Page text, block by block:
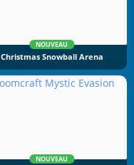
NOUVEAU
Christmas Snowball Arena
NOUVEAU